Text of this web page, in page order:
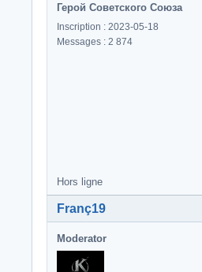
Герой Советского Союза
Inscription : 2023-05-18
Messages : 2 874
Hors ligne
Franç19
Moderator